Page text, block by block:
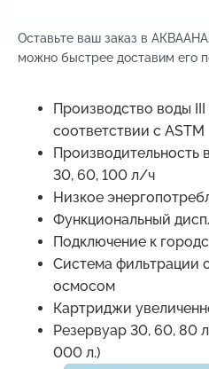
Оставьте ваш заказ в
можно быстрее доставим его
Производство воды III
соответствии с ASTM
Производительность
30, 60, 100 л/ч
Низкое
Функциональный
Подключение к
Система фильтрации
осмосом
Картриджи
Резервуар 30, 60, 80
000 л.)